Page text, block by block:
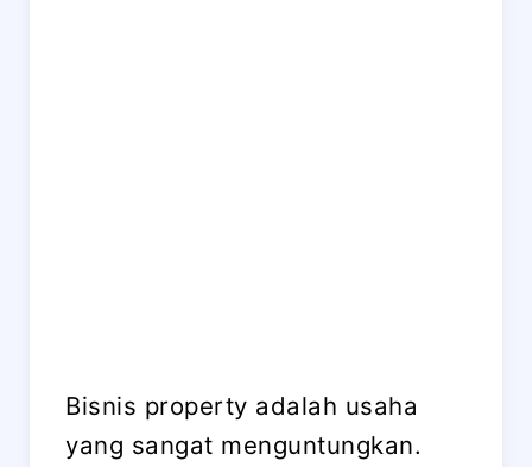
Bisnis property adalah usaha
yang sangat menguntungkan.